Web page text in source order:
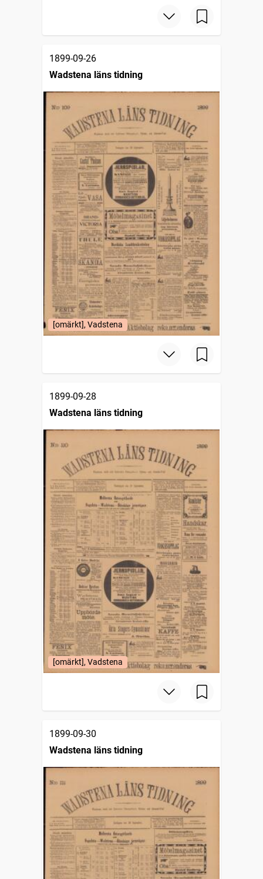
1899-09-26
Wadstena läns tidning
[omärkt], Vadstena
1899-09-28
Wadstena läns tidning
[omärkt], Vadstena
1899-09-30
Wadstena läns tidning